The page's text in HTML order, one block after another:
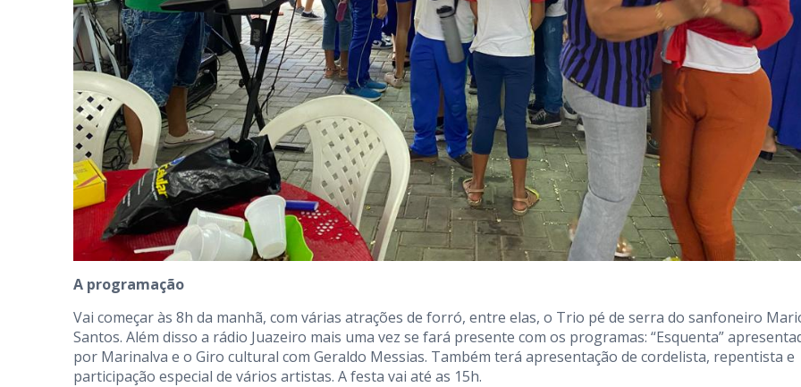
A programação
Vai começar às 8h da manhã, com várias atrações de forró, entre elas, o Trio pé de serra do sanfoneiro
Santos. Além disso a rádio Juazeiro mais uma vez se fará presente com os programas: “Esquenta”
por Marinalva e o Giro cultural com Geraldo Messias. Também terá apresentação de cordelista, repentista e
participação especial de vários artistas. A festa vai até as 15h.